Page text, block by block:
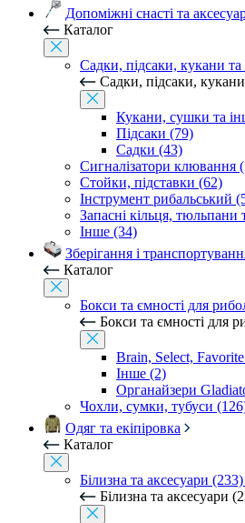
Допоміжні снасті та
Каталог
Садки, підсаки, кукани
Садки, підсаки,
Кукани, сушки та
Підсаки (79)
Садки (43)
Сигналізатори клювання
Стойки, підставки (62)
Інструмент рибальський
Запасні кільця, тюльпани
Інше (34)
Зберігання і
Каталог
Бокси та ємності для
Бокси та ємності для
Brain, Select,
Інше (2)
Органайзери
Чохли, сумки, тубуси
Одяг та екіпіровка
Каталог
Білизна та аксесуари (233)
Білизна та аксесуари